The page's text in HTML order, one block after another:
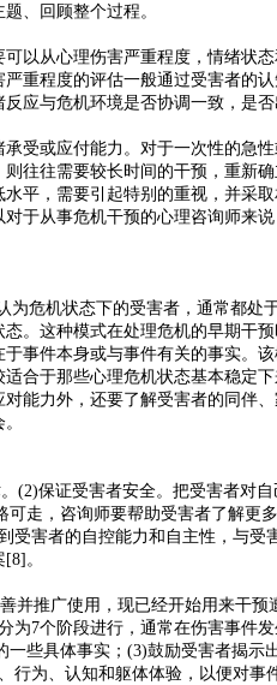
、回顾整个过程。
以从心理伤害严重程度，情绪状
程度的评估一般通过受害者的
应与危机环境是否协调一致，是
受或应付能力。对于一次性的急
往往需要较长时间的干预，重新
平，需要引起特别的重视，并采取
于从事危机干预的心理咨询师来
危机状态下的受害者，通常都
。这种模式在处理危机的早期干预
事件本身或与事件有关的事实。
合于那些心理危机状态基本稳定
能力外，还要了解受害者的同伴
保证受害者安全。把受害者对
走，咨询师要帮助受害者了解更
害者的自控能力和自主性，与
。
推广使用，现已经开始用来干
7个阶段进行，通常在伤害事件
些具体事实；(3)鼓励受害者揭
为、认知和躯体体验，以便对